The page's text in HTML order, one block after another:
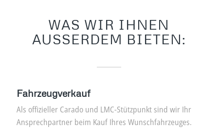
WAS WIR IHNEN
AUSSERDEM BIETEN:
Fahrzeugverkauf
Als offizieller Carado und LMC-Stützpunkt sind wir Ihr
Ansprechpartner beim Kauf Ihres Wunschfahrzeuges.